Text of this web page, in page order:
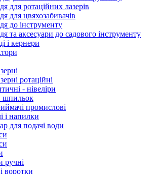
для ротаційних лазерів
для цвяхозабивачів
до інструменту
та аксесуари до садового інструменту
і кернери
ротаційні
- нівеліри
шпильок
промислові
і напилки
для подачі води
ручні
воротки